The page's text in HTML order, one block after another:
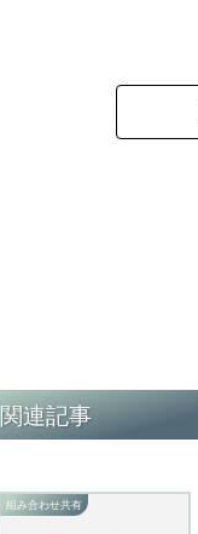
関連記事
組み合わせ共有